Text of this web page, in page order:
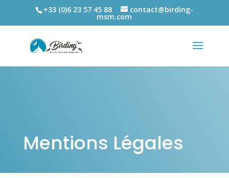
+33 (0)6 23 57 45 88 contact@birding-
msm.com
Mentions Légales